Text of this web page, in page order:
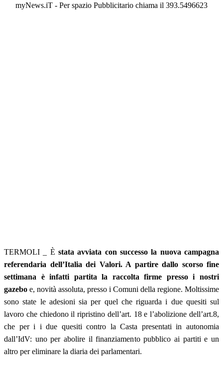
myNews.iT - Per spazio Pubblicitario chiama il 393.5496623
TERMOLI _ È stata avviata con successo la nuova campagna
referendaria dell’Italia dei Valori. A partire dallo scorso fine
settimana è infatti partita la raccolta firme presso i nostri
gazebo e, novità assoluta, presso i Comuni della regione. Moltissime
sono state le adesioni sia per quel che riguarda i due quesiti sul
lavoro che chiedono il ripristino dell’art. 18 e l’abolizione dell’art.8,
che per i i due quesiti contro la Casta presentati in autonomia
dall’IdV: uno per abolire il finanziamento pubblico ai partiti e un
altro per eliminare la diaria dei parlamentari.